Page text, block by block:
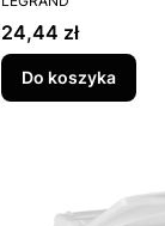
Cena
24,44 zł
Do koszyka